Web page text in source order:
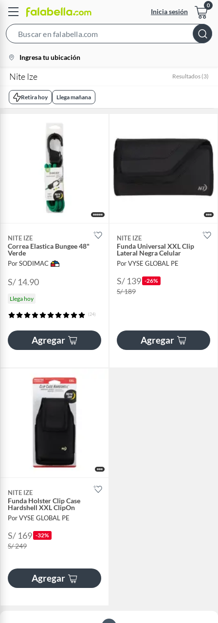
Inicia sesión
Bar
location-
icon
Ingresa tu ubicación
Nite Ize Resultados (3)
Retira hoy Llega mañana
NITE IZE
Correa Elastica Bungee 48"
Verde
Por SODIMAC
S/ 14.90
Llega hoy
(24)
Agregar
NITE IZE
Funda Universal XXL Clip
Lateral Negra Celular
Por VYSE GLOBAL PE
S/ 139 -26%
S/ 189
Agregar
NITE IZE
Funda Holster Clip Case
Hardshell XXL ClipOn
Por VYSE GLOBAL PE
S/ 169 -32%
S/ 249
Agregar